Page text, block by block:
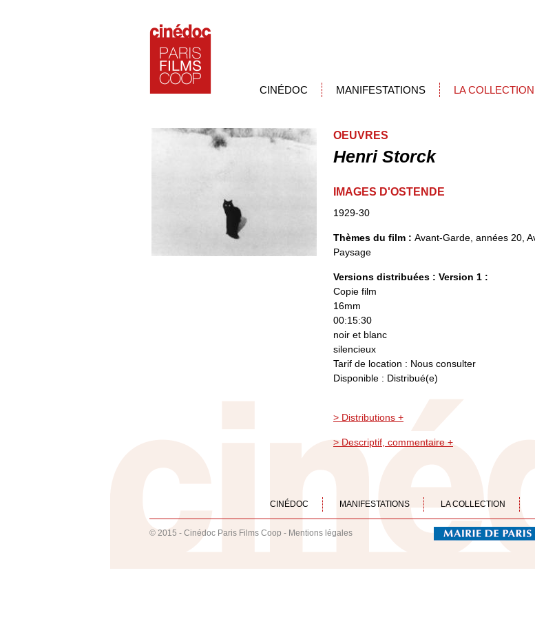
CINÉDOC MANIFESTATIONS LA COLLECTION
OEUVRES
Henri Storck
IMAGES D'OSTENDE
1929-30
Thèmes du film : Avant-Garde, années 20,
Paysage
Versions distribuées : Version 1 :
Copie film
16mm
00:15:30
noir et blanc
silencieux
Tarif de location : Nous consulter
Disponible : Distribué(e)
> Distributions +
> Descriptif, commentaire +
CINÉDOC MANIFESTATIONS LA COLLECTION
© 2015 - Cinédoc Paris Films Coop - Mentions légales